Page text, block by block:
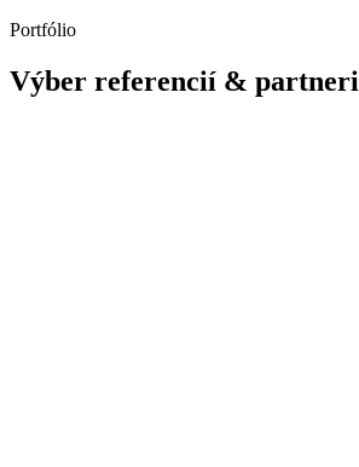
Portfólio
Výber referencií & partneri